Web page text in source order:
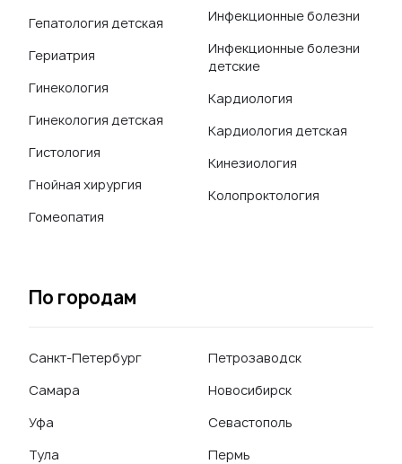
Гепатология детская
Гериатрия
Гинекология
Гинекология детская
Гистология
Гнойная хирургия
Гомеопатия
Инфекционные болезни
Инфекционные болезни
детские
Кардиология
Кардиология детская
Кинезиология
Колопроктология
По городам
Санкт-Петербург
Самара
Уфа
Тула
Петрозаводск
Новосибирск
Севастополь
Пермь